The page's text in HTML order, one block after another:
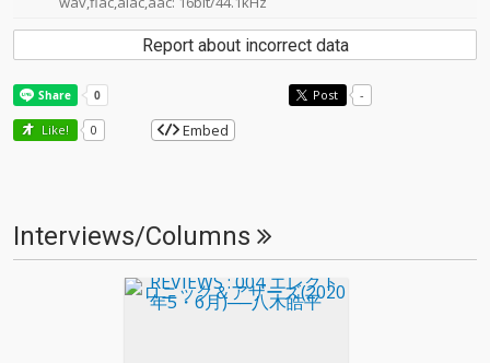
Report about incorrect data
Post -
Like! 0 Embed
Interviews/Columns